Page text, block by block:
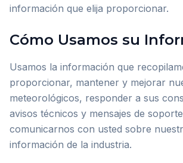
información que elija proporcionar.
Cómo Usamos su
Usamos la información que
proporcionar, mantener y mejorar
meteorológicos, responder a sus
avisos técnicos y mensajes de
comunicarnos con usted sobre
información de la industria.